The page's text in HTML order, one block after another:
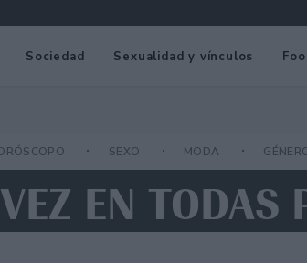
Sociedad Sexualidad y vínculos
SEXO MODA
EN TODAS